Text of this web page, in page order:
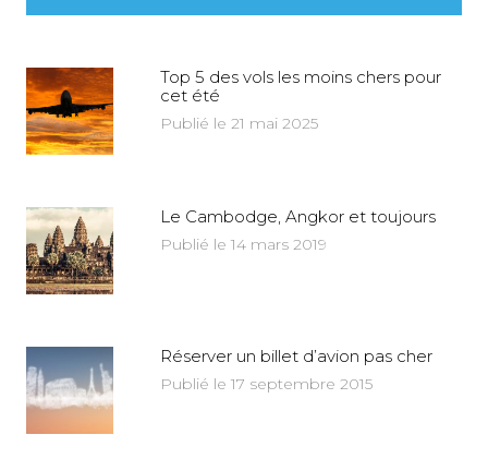
Top 5 des vols les moins chers pour
cet été
Publié le 21 mai 2025
Le Cambodge, Angkor et toujours
Publié le 14 mars 2019
Réserver un billet d’avion pas cher
Publié le 17 septembre 2015